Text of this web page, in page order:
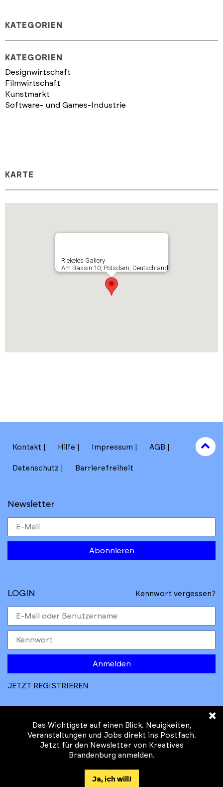
KATEGORIEN
KATEGORIEN
Designwirtschaft
Filmwirtschaft
Kunstmarkt
Software- und Games-Industrie
KARTE
Riekeles Gallery
Am Bassin 10, Potsdam, Deutschland
Kontakt Hilfe Impressum AGB
Datenschutz Barrierefreiheit
Newsletter
Abonnieren
to
top
LOGIN Kennwort vergessen?
Anmelden
JETZT REGISTRIEREN
© Kreatives Brandenburg im Auftrag des
Klimaschutz des Landes Brandenburg
×
Das Wichtigste auf einen Blick. Neuigkeiten,
Veranstaltungen und Jobs direkt ins Postfach.
Jetzt für den Newsletter von Kreatives
Brandenburg anmelden.
Ja, ich will!